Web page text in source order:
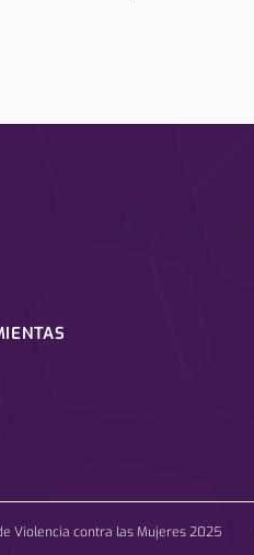
Violencia contra las Mujeres 2025